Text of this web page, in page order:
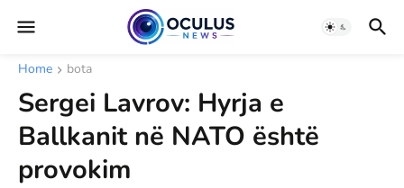
Home bota
Sergei Lavrov: Hyrja e
Ballkanit në NATO është
provokim